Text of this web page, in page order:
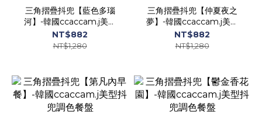
三角摺疊抖兜【藍色多瑙
河】-韓國ccaccam.j美型
抖兜調色餐盤
NT$882
NT$1,280
三角摺疊抖兜【仲夏夜之
夢】-韓國ccaccam.j美型
抖兜調色餐盤
NT$882
NT$1,280